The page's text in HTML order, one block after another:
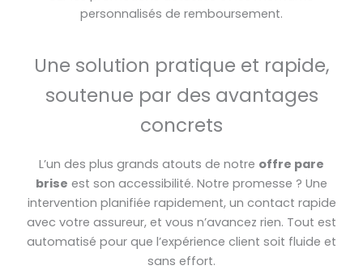
personnalisés de remboursement.
Une solution pratique et rapide,
soutenue par des avantages
concrets
L’un des plus grands atouts de notre offre pare
brise est son accessibilité. Notre promesse ? Une
intervention planifiée rapidement, un contact rapide
avec votre assureur, et vous n’avancez rien. Tout est
automatisé pour que l’expérience client soit fluide et
sans effort.